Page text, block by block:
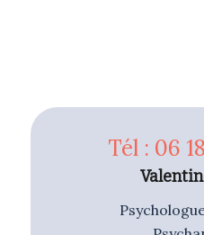
Tél : 06